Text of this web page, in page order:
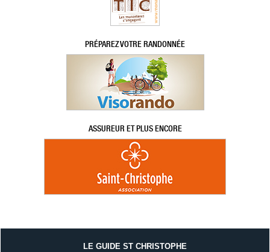
PRÉPAREZ VOTRE RANDONNÉE
ASSUREUR ET PLUS ENCORE
LE GUIDE ST CHRISTOPHE